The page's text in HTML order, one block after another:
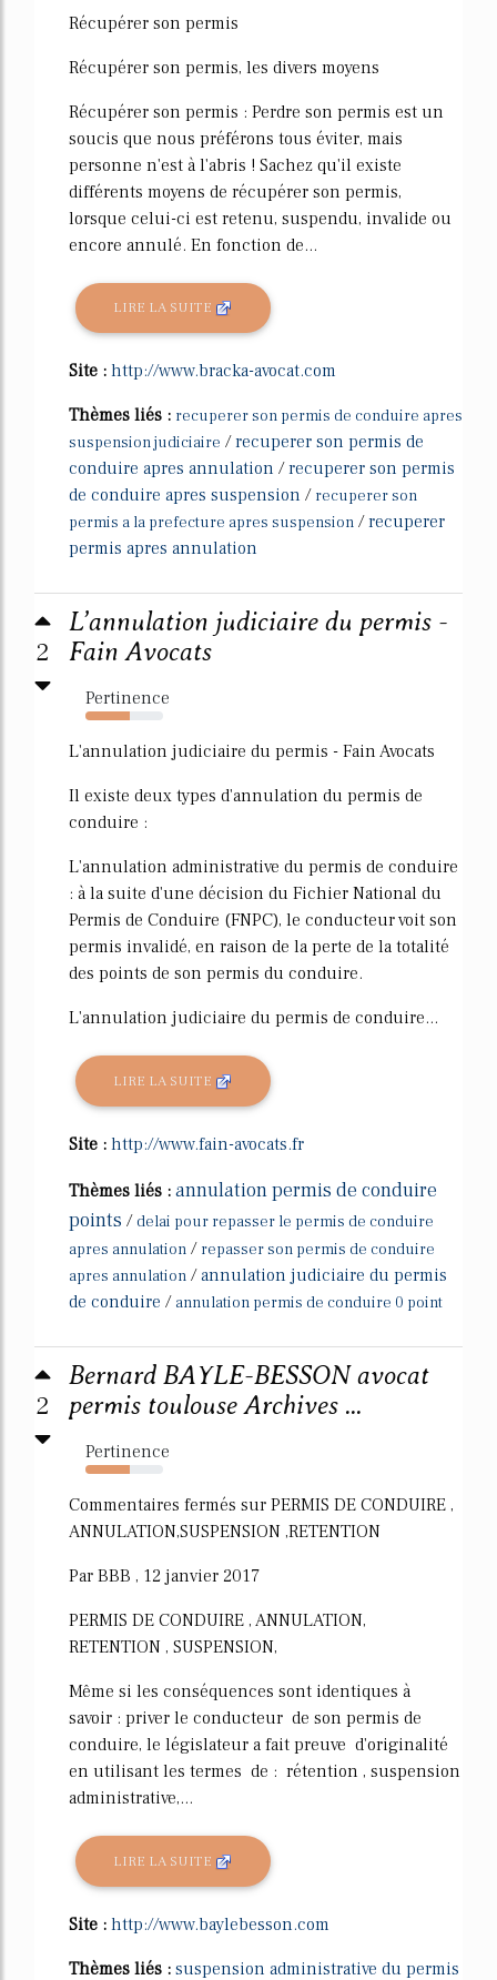
Récupérer son permis
Récupérer son permis, les divers moyens
Récupérer son permis : Perdre son permis est un
soucis que nous préférons tous éviter, mais
personne n'est à l'abris ! Sachez qu'il existe
différents moyens de récupérer son permis,
lorsque celui-ci est retenu, suspendu, invalide ou
encore annulé. En fonction de...
LIRE LA SUITE
Site : http://www.bracka-avocat.com
Thèmes liés : recuperer son permis de conduire apres
suspension judiciaire /recuperer son permis de
conduire apres annulation /recuperer son permis
de conduire apres suspension / recuperer son
permis a la prefecture apres suspension /recuperer
permis apres annulation
2
L’annulation judiciaire du permis -
Fain Avocats
Pertinence
57%
L'annulation judiciaire du permis - Fain Avocats
Il existe deux types d'annulation du permis de
conduire :
L'annulation administrative du permis de conduire
: à la suite d'une décision du Fichier National du
Permis de Conduire (FNPC), le conducteur voit son
permis invalidé, en raison de la perte de la totalité
des points de son permis du conduire.
L'annulation judiciaire du permis de conduire...
LIRE LA SUITE
Site : http://www.fain-avocats.fr
Thèmes liés : annulation permis de conduire
points / delai pour repasser le permis de conduire
apres annulation / repasser son permis de conduire
apres annulation /annulation judiciaire du permis
de conduire / annulation permis de conduire 0 point
2
Bernard BAYLE-BESSON avocat
permis toulouse Archives ...
Pertinence
57%
Commentaires fermés sur PERMIS DE CONDUIRE ,
ANNULATION,SUSPENSION ,RETENTION
Par BBB , 12 janvier 2017
PERMIS DE CONDUIRE , ANNULATION,
RETENTION , SUSPENSION,
Même si les conséquences sont identiques à
savoir : priver le conducteur de son permis de
conduire, le législateur a fait preuve d'originalité
en utilisant les termes de : rétention , suspension
administrative,...
LIRE LA SUITE
Site : http://www.baylebesson.com
Thèmes liés : suspension administrative du permis